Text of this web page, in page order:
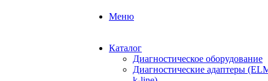
Меню
Каталог
Диагностическое оборудование
Диагностические адаптеры